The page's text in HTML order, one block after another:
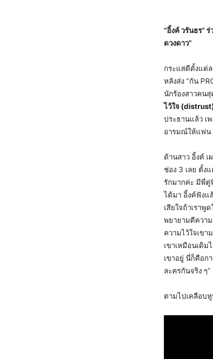
“อิ้งค์ วรันธร”
ดวงดาว”
กระแสดีตั้งแต่
หลังส่ง “กัน
นักร้องสาวคนสุ
ไว้ใจ
ประธานแล้ว เ
อารมณ์ให้แฟน
ด้านสาว อิ้งค์ เ
ช่อง 3 เลย ตั้ง
รักมากค่ะ มีพี่ตู่
ได้มา อิ้งค์ฟังแ
เสียใจถ้าเราพู
พยายามตีความ
ความไว้ใจเขา
เขาเหมือนเดิ
เขาอยู่ นี่ก็คือก
ละครกันจริง ๆ”
ตามไปเคลือบ